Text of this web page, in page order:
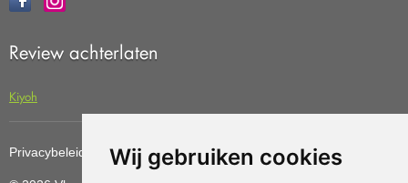
Wij gebruiken cookies
Review achterlaten
Kiyoh
Privacybeleid Cookiebeleid Update cookies preferences